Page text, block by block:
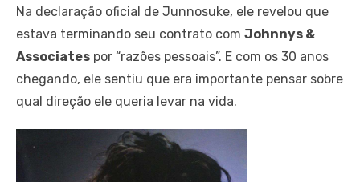
Na declaração oficial de Junnosuke, ele revelou que
estava terminando seu contrato com Johnnys &
Associates por “razões pessoais”. E com os 30 anos
chegando, ele sentiu que era importante pensar sobre
qual direção ele queria levar na vida.